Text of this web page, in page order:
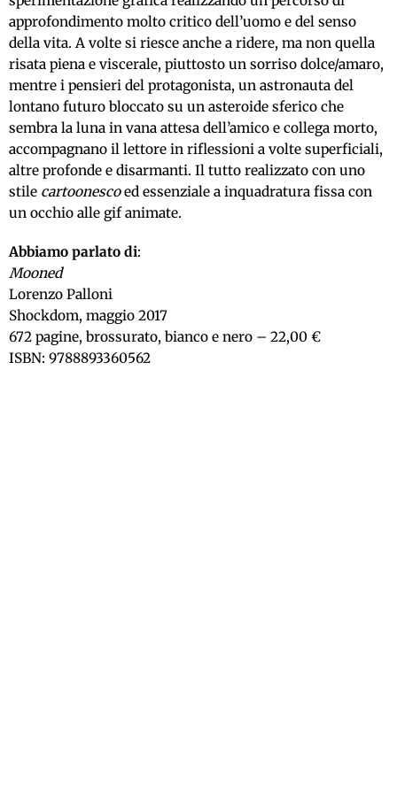
approfondimento molto critico dell’uomo e del senso
della vita. A volte si riesce anche a ridere, ma non quella
risata piena e viscerale, piuttosto un sorriso dolce/amaro,
mentre i pensieri del protagonista, un astronauta del
lontano futuro bloccato su un asteroide sferico che
sembra la luna in vana attesa dell’amico e collega morto,
accompagnano il lettore in riflessioni a volte superficiali,
altre profonde e disarmanti. Il tutto realizzato con uno
stile cartoonescoed essenziale a inquadratura fissa con
un occhio alle gif animate.
Abbiamo parlato di:
Mooned
Lorenzo Palloni
Shockdom, maggio 2017
672 pagine, brossurato, bianco e nero – 22,00 €
ISBN: 9788893360562